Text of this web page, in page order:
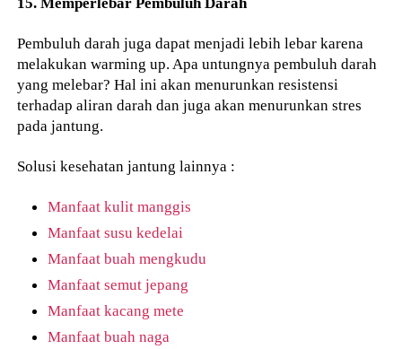
Pembuluh darah juga dapat menjadi lebih lebar karena
melakukan warming up. Apa untungnya pembuluh darah
yang melebar? Hal ini akan menurunkan resistensi
terhadap aliran darah dan juga akan menurunkan stres
pada jantung.
Solusi kesehatan jantung lainnya :
Manfaat kulit manggis
Manfaat susu kedelai
Manfaat buah mengkudu
Manfaat semut jepang
Manfaat kacang mete
Manfaat buah naga